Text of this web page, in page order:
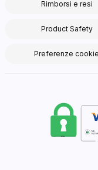
Rimborsi e resi
Product Safety
Preferenze cookie